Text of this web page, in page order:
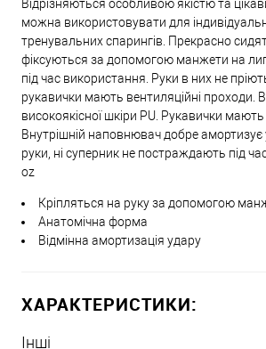
Відрізняються особливою якістю та
можна використовувати для
тренувальних спарингів. Прекрасно
фіксуються за допомогою манжети на
під час використання. Руки в них не
рукавички мають вентиляційні проходи.
високоякісної шкіри PU. Рукавички
Внутрішній наповнювач добре амортизує
руки, ні суперник не постраждають під
oz
Кріпляться на руку за допомогою
Анатомічна форма
Відмінна амортизація удару
ХАРАКТЕРИСТИКИ:
Інші